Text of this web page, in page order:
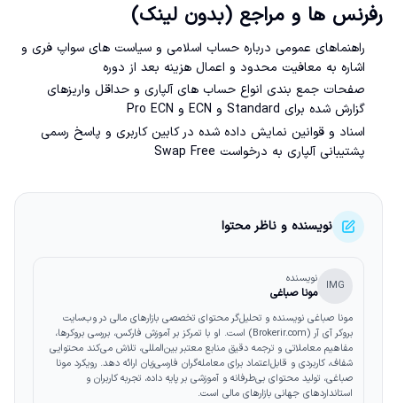
رفرنس ها و مراجع (بدون لینک)
راهنماهای عمومی درباره حساب اسلامی و سیاست های سواپ فری و
اشاره به معافیت محدود و اعمال هزینه بعد از دوره
صفحات جمع بندی انواع حساب های آلپاری و حداقل واریزهای
گزارش شده برای Standard و ECN و Pro ECN
اسناد و قوانین نمایش داده شده در کابین کاربری و پاسخ رسمی
پشتیبانی آلپاری به درخواست Swap Free
نویسنده و ناظر محتوا
IMG نویسنده
مونا صباغی
مونا صباغی نویسنده و تحلیل‌گر محتوای تخصصی بازارهای مالی در وب‌سایت
بروکر آی آر (Brokerir.com) است. او با تمرکز بر آموزش فارکس، بررسی بروکرها،
مفاهیم معاملاتی و ترجمه دقیق منابع معتبر بین‌المللی، تلاش می‌کند محتوایی
شفاف، کاربردی و قابل‌اعتماد برای معامله‌گران فارسی‌زبان ارائه دهد. رویکرد مونا
صباغی، تولید محتوای بی‌طرفانه و آموزشی بر پایه داده، تجربه کاربران و
استانداردهای جهانی بازارهای مالی است.